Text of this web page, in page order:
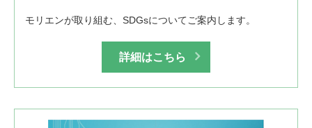
モリエンが取り組む、SDGsについてご案内します。
詳細はこちら